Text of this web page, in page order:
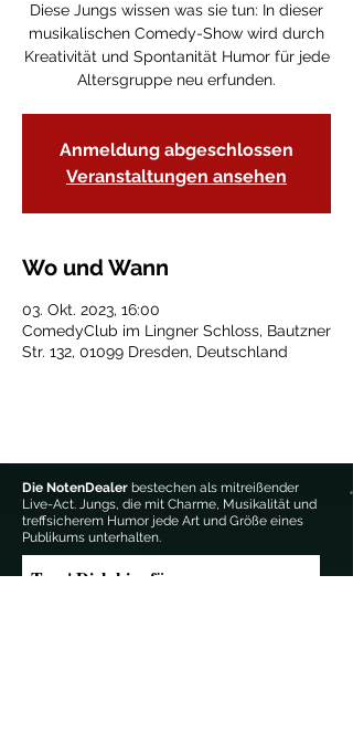
Diese Jungs wissen was sie tun: In dieser
musikalischen Comedy-Show wird durch
Kreativität und Spontanität Humor für jede
Altersgruppe neu erfunden.
Anmeldung abgeschlossen
Veranstaltungen ansehen
Wo und Wann
03. Okt. 2023, 16:00
ComedyClub im Lingner Schloss, Bautzner
Str. 132, 01099 Dresden, Deutschland
Die NotenDealer bestechen als mitreißender
Live-Act. Jungs, die mit Charme, Musikalität und
treffsicherem Humor jede Art und Größe eines
Publikums unterhalten.
Trag' Dich hier für unseren